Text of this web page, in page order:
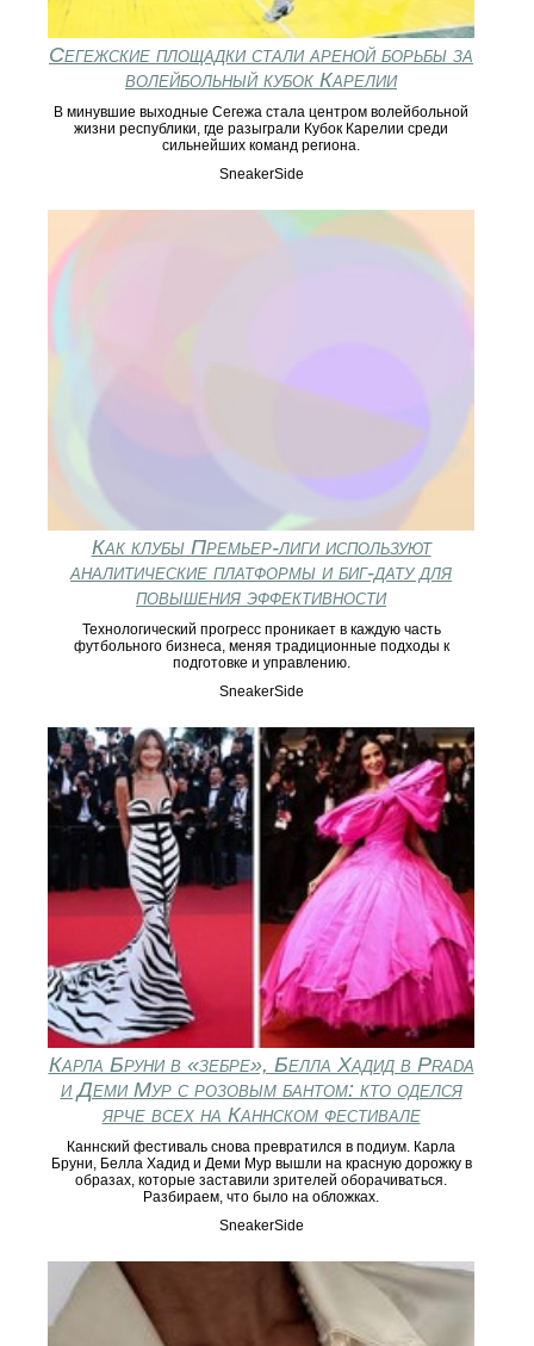
Сегежские площадки стали ареной борьбы за
волейбольный кубок Карелии
В минувшие выходные Сегежа стала центром волейбольной
жизни республики, где разыграли Кубок Карелии среди
сильнейших команд региона.
SneakerSide
Как клубы Премьер‑лиги используют
аналитические платформы и биг‑дату для
повышения эффективности
Технологический прогресс проникает в каждую часть
футбольного бизнеса, меняя традиционные подходы к
подготовке и управлению.
SneakerSide
Карла Бруни в «зебре», Белла Хадид в Prada
и Деми Мур с розовым бантом: кто оделся
ярче всех на Каннском фестивале
Каннский фестиваль снова превратился в подиум. Карла
Бруни, Белла Хадид и Деми Мур вышли на красную дорожку в
образах, которые заставили зрителей оборачиваться.
Разбираем, что было на обложках.
SneakerSide